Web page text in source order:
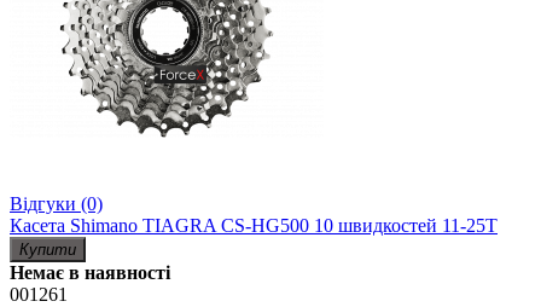
Відгуки (0)
Касета Shimano TIAGRA CS-HG500 10 швидкостей 11-25T
Купити
Немає в наявності
001261